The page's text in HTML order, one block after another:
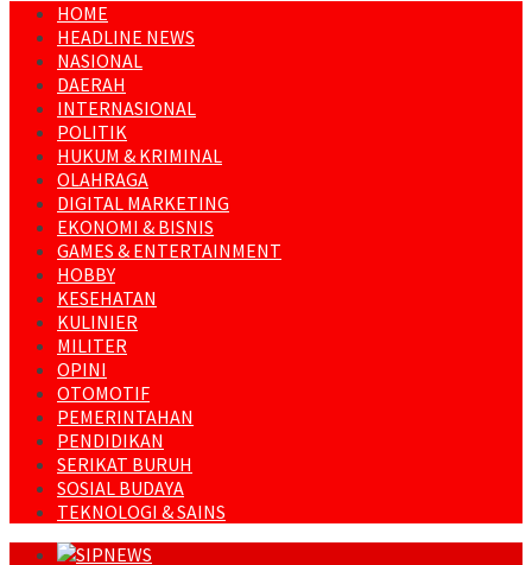
HOME
HEADLINE NEWS
NASIONAL
DAERAH
INTERNASIONAL
POLITIK
HUKUM & KRIMINAL
OLAHRAGA
DIGITAL MARKETING
EKONOMI & BISNIS
GAMES & ENTERTAINMENT
HOBBY
KESEHATAN
KULINIER
MILITER
OPINI
OTOMOTIF
PEMERINTAHAN
PENDIDIKAN
SERIKAT BURUH
SOSIAL BUDAYA
TEKNOLOGI & SAINS